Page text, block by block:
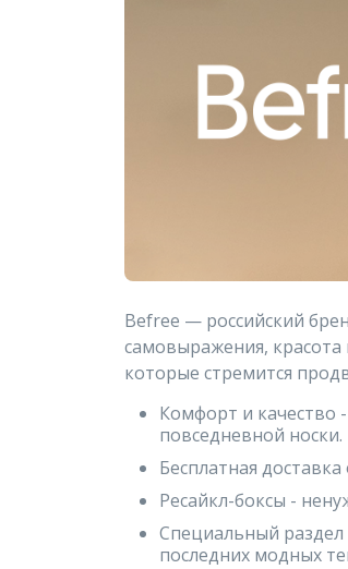
Befree — российский
самовыражения,
которые стремится
Комфорт и качество
повседневной носки.
Бесплатная доставка
Ресайкл-боксы -
Специальный
последних модных